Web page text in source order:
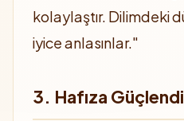
kolaylaştır. Dilimdeki
iyice anlasınlar."
3. Hafıza